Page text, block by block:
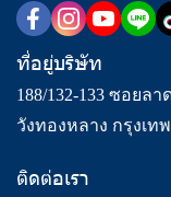
ที่อยู่บริษัท
188/132-133 ซอยล
วังทองหลาง กรุงเท
ติดต่อเรา